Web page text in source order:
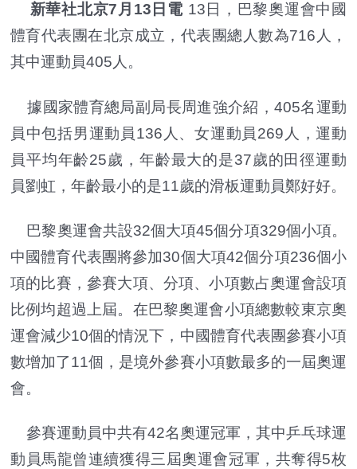
新華社北京7月13日電 13日，巴黎奧運會中國
體育代表團在北京成立，代表團總人數為716人，
其中運動員405人。
據國家體育總局副局長周進強介紹，405名運動
員中包括男運動員136人、女運動員269人，運動
員平均年齡25歲，年齡最大的是37歲的田徑運動
員劉虹，年齡最小的是11歲的滑板運動員鄭好好。
巴黎奧運會共設32個大項45個分項329個小項。
中國體育代表團將參加30個大項42個分項236個小
項的比賽，參賽大項、分項、小項數占奧運會設項
比例均超過上屆。在巴黎奧運會小項總數較東京奧
運會減少10個的情況下，中國體育代表團參賽小項
數增加了11個，是境外參賽小項數最多的一屆奧運
會。
參賽運動員中共有42名奧運冠軍，其中乒乓球運
動員馬龍曾連續獲得三屆奧運會冠軍，共奪得5枚